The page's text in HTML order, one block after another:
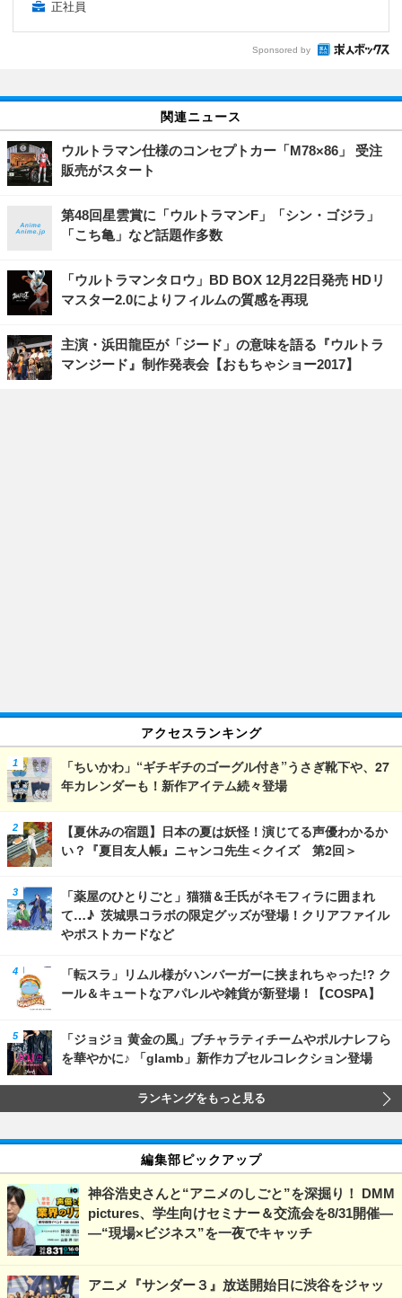
正社員
Sponsored by
関連ニュース
ウルトラマン仕様のコンセプトカー「M78×86」 受注
販売がスタート
第48回星雲賞に「ウルトラマンF」「シン・ゴジラ」
「こち亀」など話題作多数
「ウルトラマンタロウ」BD BOX 12月22日発売 HDリ
マスター2.0によりフィルムの質感を再現
主演・浜田龍臣が「ジード」の意味を語る『ウルトラ
マンジード』制作発表会【おもちゃショー2017】
アクセスランキング
「ちいかわ」“ギチギチのゴーグル付き”うさぎ靴下や、27
年カレンダーも！新作アイテム続々登場
【夏休みの宿題】日本の夏は妖怪！演じてる声優わかるか
い？『夏目友人帳』ニャンコ先生＜クイズ 第2回＞
「薬屋のひとりごと」猫猫＆壬氏がネモフィラに囲まれ
て…♪ 茨城県コラボの限定グッズが登場！クリアファイル
やポストカードなど
「転スラ」リムル様がハンバーガーに挟まれちゃった!? ク
ール＆キュートなアパレルや雑貨が新登場！【COSPA】
「ジョジョ 黄金の風」ブチャラティチームやポルナレフら
を華やかに♪ 「glamb」新作カプセルコレクション登場
ランキングをもっと見る
編集部ピックアップ
神谷浩史さんと“アニメのしごと”を深掘り！ DMM
pictures、学生向けセミナー＆交流会を8/31開催―
―“現場×ビジネス”を一夜でキャッチ
アニメ『サンダー３』放送開始日に渋谷をジャッ